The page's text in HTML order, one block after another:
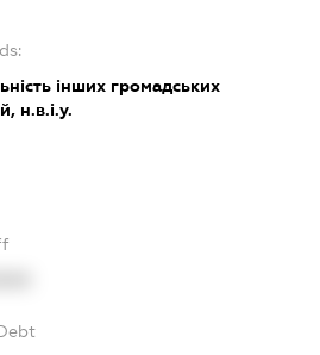
інших громадських
н.в.і.у.